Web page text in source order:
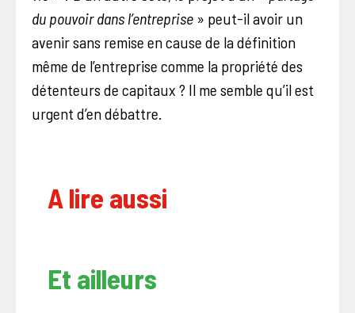
du pouvoir dans l’entreprise » peut-il avoir un
avenir sans remise en cause de la définition
même de l’entreprise comme la propriété des
détenteurs de capitaux ? Il me semble qu’il est
urgent d’en débattre.
A lire aussi
Et ailleurs